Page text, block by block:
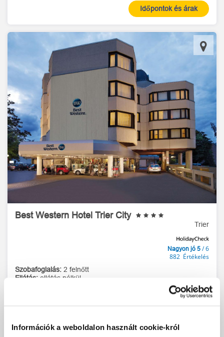
Információk a weboldalon használt cookie-król
Időpontok és árak
Best Western Hotel Trier City
Trier
Nagyon jó 5 / 6
882 Értékelés
Szobafoglalás: 2 felnőtt
Ellátás: ellátás nélkül
Időpontok és árak